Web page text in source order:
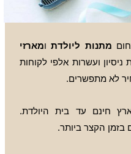
מתנות ליולדתומארזי
17 שנות ניסיון ועשרות אלפי לקוחות
לא מתפשרים.
חינם עד בית היולדת.
בזמן הקצר ביותר.